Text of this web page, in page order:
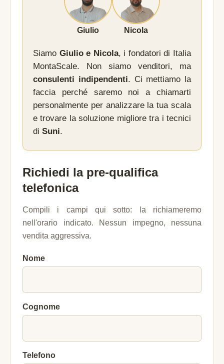
Giulio Nicola
Siamo Giulio e Nicola, i fondatori di Italia
MontaScale. Non siamo venditori, ma
consulenti indipendenti. Ci mettiamo la
faccia perché saremo noi a chiamarti
personalmente per analizzare la tua scala
e trovare la soluzione migliore tra i tecnici
di Suni.
Richiedi la pre-qualifica
telefonica
Compili i campi qui sotto: la richiameremo
nell'orario indicato. Nessun impegno, nessuna
vendita aggressiva.
Nome
Cognome
Telefono